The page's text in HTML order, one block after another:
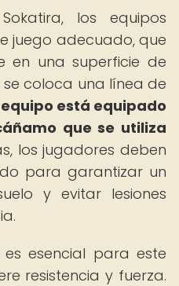
los equipos
juego adecuado, que
en una superficie de
coloca una línea de
está equipado
que se utiliza
los jugadores deben
para garantizar un
y evitar lesiones
esencial para este
resistencia y fuerza.